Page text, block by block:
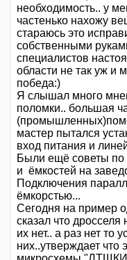
необходимость.. у
частенько нахожу
стараюсь это
собственными
специалистов
области не так уж и
победа:)
Я слышал много
поломки.. большая
мастер пытался
вход питания и
Были ещё советы по
и ёмкостей на
Подключения
ёмкорстью...
Сегодня на пример
сказал что
их нет.. а раз нет то
них..утверждает что